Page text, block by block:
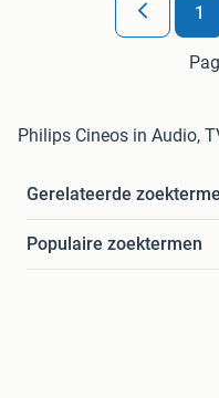
1
Philips Cineos in Audio,
Gerelateerde
Populaire zoektermen